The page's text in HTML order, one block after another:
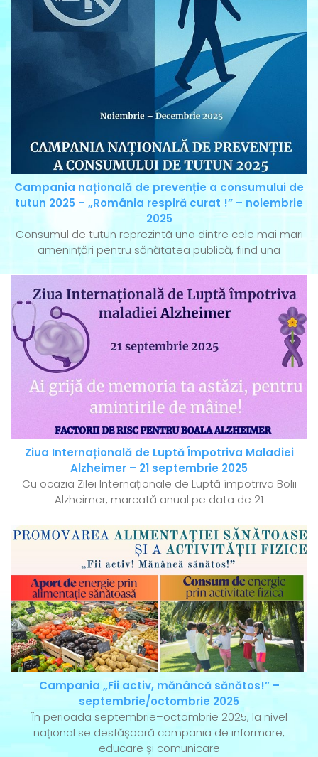
Campania națională de prevenție a consumului de
tutun 2025 – „România respiră curat !” – noiembrie
2025
Consumul de tutun reprezintă una dintre cele mai mari
amenințări pentru sănătatea publică, fiind una
Ziua Internațională de Luptă Împotriva Maladiei
Alzheimer – 21 septembrie 2025
Cu ocazia Zilei Internaționale de Luptă împotriva Bolii
Alzheimer, marcată anual pe data de 21
Campania „Fii activ, mănâncă sănătos!” –
septembrie/octombrie 2025
În perioada septembrie–octombrie 2025, la nivel
național se desfășoară campania de informare,
educare și comunicare